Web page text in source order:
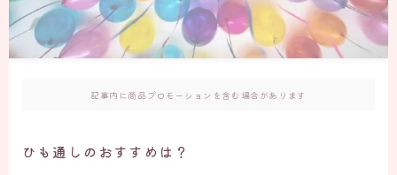
記事内に商品プロモーションを含む場合があります
ひも通しのおすすめは？